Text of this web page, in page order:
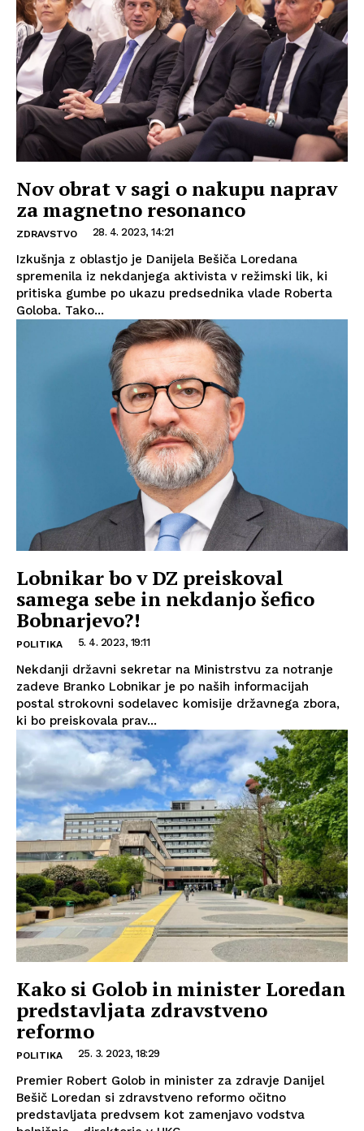
Nov obrat v sagi o nakupu naprav
za magnetno resonanco
ZDRAVSTVO 28. 4. 2023, 14:21
Izkušnja z oblastjo je Danijela Bešiča Loredana
spremenila iz nekdanjega aktivista v režimski lik, ki
pritiska gumbe po ukazu predsednika vlade Roberta
Goloba. Tako...
Lobnikar bo v DZ preiskoval
samega sebe in nekdanjo šefico
Bobnarjevo?!
POLITIKA 5. 4. 2023, 19:11
Nekdanji državni sekretar na Ministrstvu za notranje
zadeve Branko Lobnikar je po naših informacijah
postal strokovni sodelavec komisije državnega zbora,
ki bo preiskovala prav...
Kako si Golob in minister Loredan
predstavljata zdravstveno
reformo
POLITIKA 25. 3. 2023, 18:29
Premier Robert Golob in minister za zdravje Danijel
Bešič Loredan si zdravstveno reformo očitno
predstavljata predvsem kot zamenjavo vodstva